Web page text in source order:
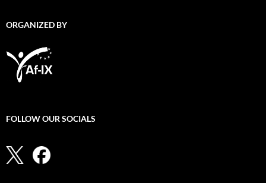
ORGANIZED BY
FOLLOW OUR SOCIALS